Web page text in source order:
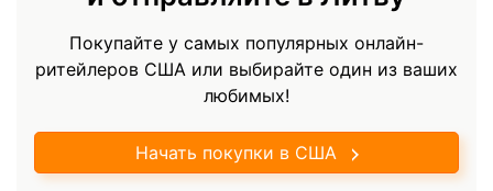
Покупайте у самых популярных онлайн-
ритейлеров США или выбирайте один из ваших
любимых!
Начать покупки в США